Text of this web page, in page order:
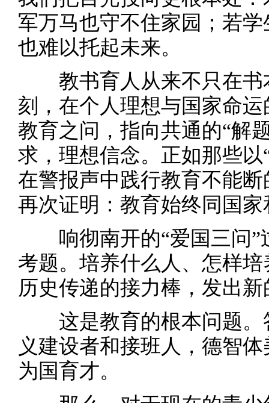
军万马也守不住家园；若
也难以托起未来。
教书育人从来不只在书
刻，在个人理想与国家命
教育之问，指向共通的“解
求，理想信念。正如那些
在警报声中践行教育不能
再次证明：教育始终同国
响彻南开的“爱国三问”
考题。培养什么人、怎样
历史传递的接力棒，发出
这是教育的根本问题。
义建设者和接班人，德智
为国育才。